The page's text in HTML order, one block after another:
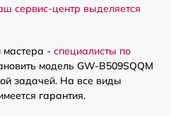
сервис-центр выделяется
- специалисты по
модель GW-B509SQQM
задачей. На все виды
гарантия.